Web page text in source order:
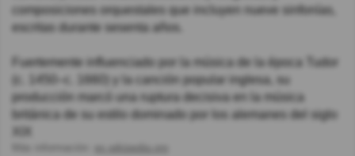
composiciones orquestales que incluyen nueve sinfonías,
escritas durante sesenta años.
Fuertemente influenciado por la música de la época Tudor
(c. 1450–c. 1660) y la canción popular inglesa, su
producción marcó una ruptura decisiva en la música
británica de su estilo dominado por los alemanes del siglo